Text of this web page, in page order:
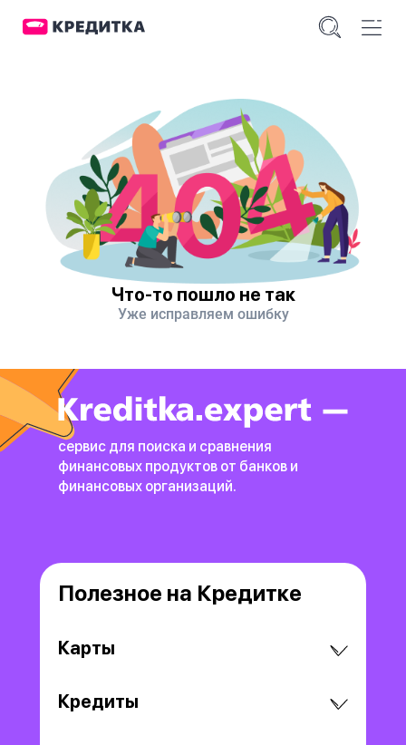
Что-то пошло не так
Уже исправляем ошибку
сервис для поиска и сравнения
финансовых продуктов от банков и
финансовых организаций.
Полезное на Кредитке
Карты
Кредиты